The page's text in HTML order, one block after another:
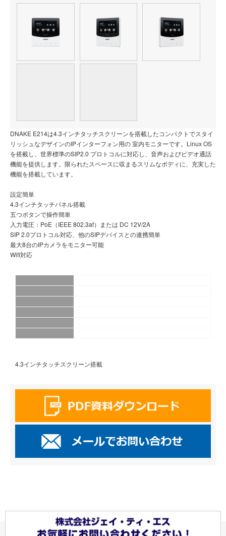
DNAKE E214は4.3インチタッチスクリーンを搭載したコンパクトでスタイ
リッシュなデザインのIPインターフォン用の 室内モニターです。Linux OS
を搭載し、世界標準のSIP2.0 プロトコルに対応し、音声およびビデオ通話
機能を提供します。限られたスペースに収まるスリムなボディに、充実した
機能を搭載しています。
設定簡単
4.3インチタッチパネル搭載
五つボタンで操作簡単
入力電圧：PoE（IEEE 802.3af）または DC 12V/2A
SIP 2.0プロトコル対応、他のSIPデバイスとの連携簡単
最大8台のIPカメラをモニター可能
Wifi対応
4.3インチタッチスクリーン搭載